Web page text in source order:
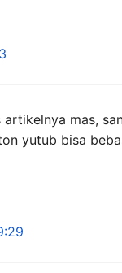
mas,
yutub bisa